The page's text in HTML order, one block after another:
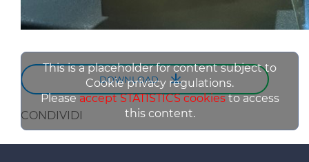
DOWNLOAD
CONDIVIDI
This is a placeholder for content subject to
Cookie privacy regulations.
Pleaseaccept STATISTICS cookiesto access
this content.